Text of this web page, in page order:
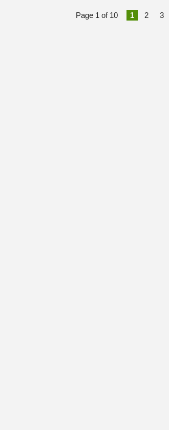
Page 1 of 10 1 2 3